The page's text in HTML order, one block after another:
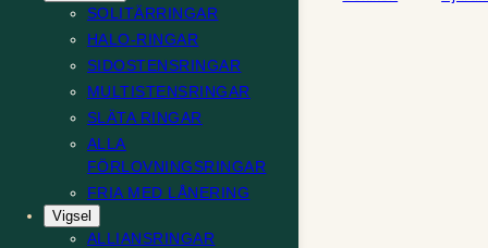
SOLITÄRRINGAR
HALO-RINGAR
SIDOSTENSRINGAR
MULTISTENSRINGAR
SLÄTA RINGAR
ALLA
FÖRLOVNINGSRINGAR
FRIA MED LÅNERING
Vigsel
ALLIANSRINGAR